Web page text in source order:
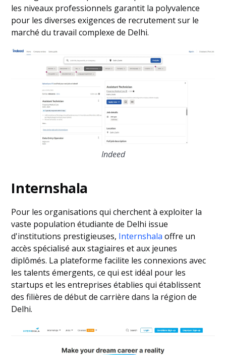
les niveaux professionnels garantit la polyvalence
pour les diverses exigences de recrutement sur le
marché du travail complexe de Delhi.
Indeed
Internshala
Pour les organisations qui cherchent à exploiter la
vaste population étudiante de Delhi issue
d'institutions prestigieuses, Internshala offre un
accès spécialisé aux stagiaires et aux jeunes
diplômés. La plateforme facilite les connexions avec
les talents émergents, ce qui est idéal pour les
startups et les entreprises établies qui établissent
des filières de début de carrière dans la région de
Delhi.